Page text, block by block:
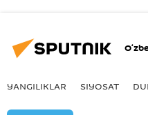
YANGILIKLAR SIYOSAT